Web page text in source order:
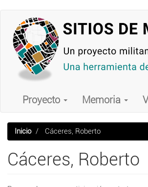
contenido
principal
Main
navigation
Proyecto Memoria
Inicio Cáceres, Roberto
Cáceres, Roberto